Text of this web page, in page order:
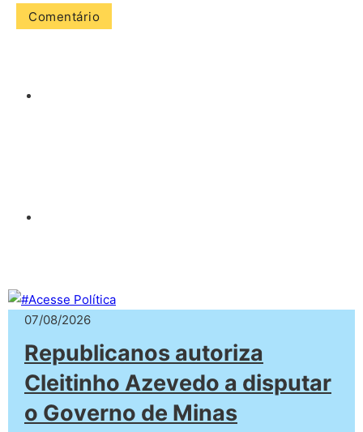
07/08/2026
Republicanos autoriza
Cleitinho Azevedo a disputar
o Governo de Minas